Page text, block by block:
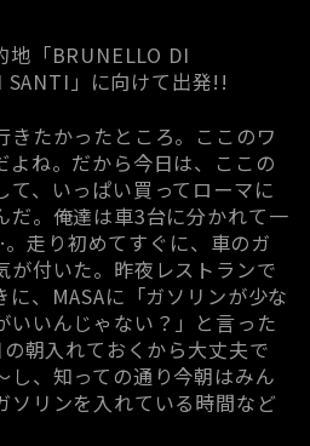
地「BRUNELLO DI
」に向けて出発!!
きたかったところ。ここのワ
よね。だから今日は、ここの
て、いっぱい買ってローマに
だ。俺達は車3台に分かれて一
走り初めてすぐに、車のガ
が付いた。昨夜レストランで
、MASAに「ガソリンが少な
いいんじゃない？」と言った
朝入れておくから大丈夫で
し、知っての通り今朝はみん
ソリンを入れている時間など